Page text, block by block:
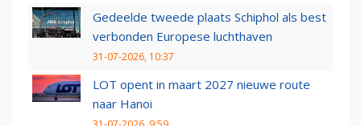
Gedeelde tweede plaats Schiphol als best
verbonden Europese luchthaven
31-07-2026, 10:37
LOT opent in maart 2027 nieuwe route
naar Hanoi